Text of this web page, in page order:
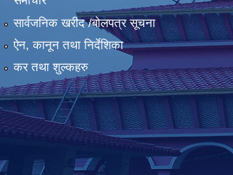
सार्वजनिक खरीद /बोलपत्र सूचना
ऐन, कानून तथा निर्देशिका
कर तथा शुल्कहरु